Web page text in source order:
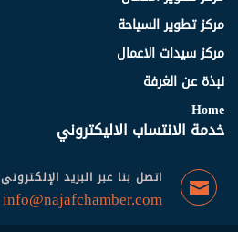
مركز تطوير السياحة
مركز سيدات الاعمال
نبذة عن الغرفة
Home
خدمة الانتساب الاليكتروني
اتصل بنا عبر البريد الإلكتروني
info@najafchamber.com